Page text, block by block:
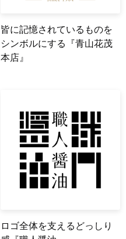
皆に記憶されているものを
シンボルにする『青山花茂
本店』
ロゴ全体を支えるどっしり